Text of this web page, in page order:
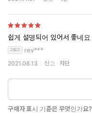
쉽게 설명되어 있어서 좋네요
rev***
2021.08.13 신고 차단
구매자 표시 기준은 무엇인가요?